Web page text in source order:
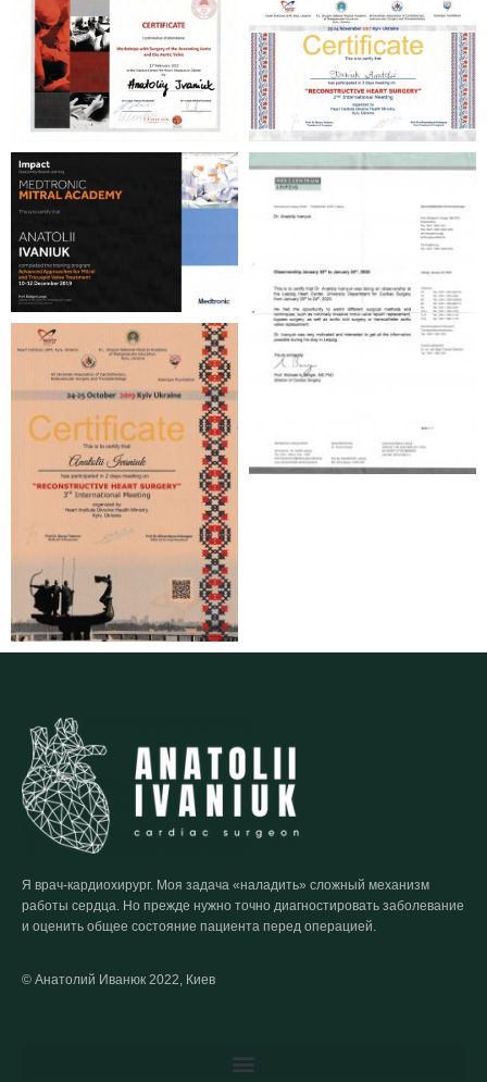
Я врач-кардиохирург. Моя задача «наладить» сложный механизм
работы сердца. Но прежде нужно точно диагностировать заболевание
и оценить общее состояние пациента перед операцией.
© Анатолий Иванюк 2022, Киев